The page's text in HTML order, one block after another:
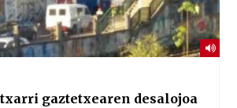
gaztetxearen desalojoa